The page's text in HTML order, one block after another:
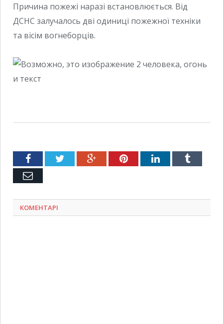
Причина пожежі наразі встановлюється. Від
ДСНС залучалось дві одиниці пожежної техніки
та вісім вогнеборців.
FacebookTwitter Google+PinterestLinkedInTumblr
Емейл
КОМЕНТАРІ